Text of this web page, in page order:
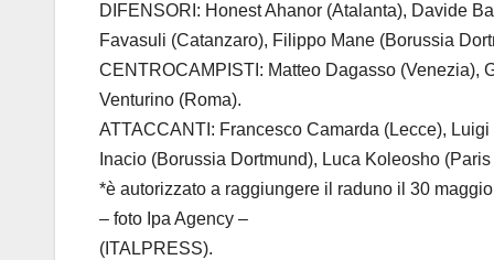
DIFENSORI: Honest Ahanor (Atalanta), Davide
Favasuli (Catanzaro), Filippo Mane (Borussia
CENTROCAMPISTI: Matteo Dagasso (Venezia),
Venturino (Roma).
ATTACCANTI: Francesco Camarda (Lecce),
Inacio (Borussia Dortmund), Luca Koleosho (Paris
*è autorizzato a raggiungere il raduno il 30
– foto Ipa Agency –
(ITALPRESS).